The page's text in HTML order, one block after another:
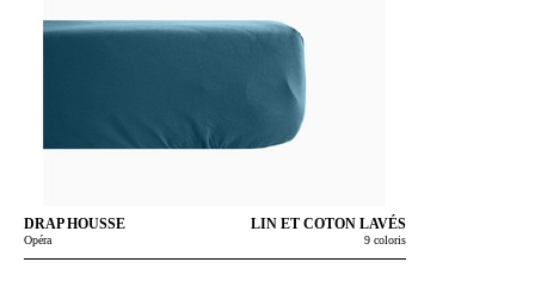
DRAP HOUSSE
Opéra
LIN ET COTON LAVÉS
9 coloris